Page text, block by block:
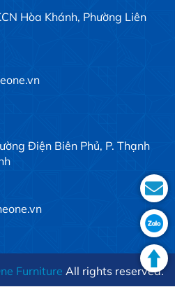
Hòa Khánh, Phường Liên
Điện Biên Phủ, P. Thạnh
Furniture All rights reserved.